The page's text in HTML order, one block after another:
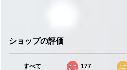
ショップの評価
すべて 177